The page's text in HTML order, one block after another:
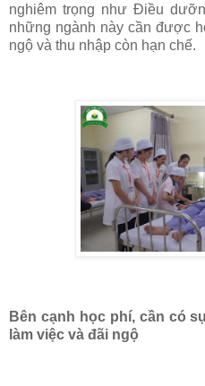
nghiêm trọng như Điều
những ngành này cần được
ngộ và thu nhập còn hạn chế.
Bên cạnh học phí, cần có
làm việc và đãi ngộ